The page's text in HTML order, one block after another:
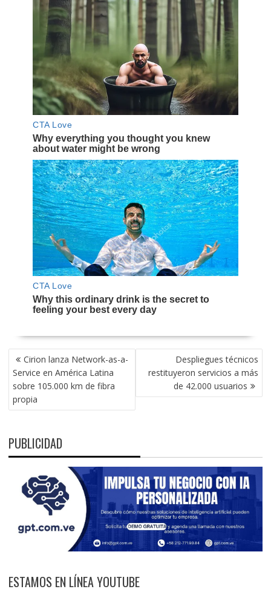
NAVEGACIÓN
DE
ENTRADAS
Cirion lanza Network-as-a-
Service en América Latina
sobre 105.000 km de fibra
propia
Despliegues técnicos
restituyeron servicios a más
de 42.000 usuarios
PUBLICIDAD
ESTAMOS EN LÍNEA YOUTUBE